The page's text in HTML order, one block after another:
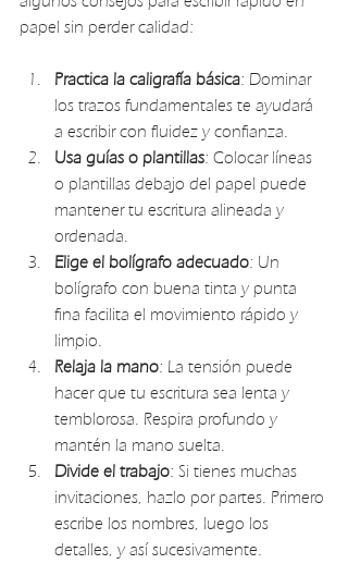
papel sin perder calidad:
Practica la caligrafía básica: Dominar
los trazos fundamentales te ayudará
a escribir con fluidez y confianza.
Usa guías o plantillas: Colocar líneas
o plantillas debajo del papel puede
mantener tu escritura alineada y
ordenada.
Elige el bolígrafo adecuado: Un
bolígrafo con buena tinta y punta
fina facilita el movimiento rápido y
limpio.
Relaja la mano: La tensión puede
hacer que tu escritura sea lenta y
temblorosa. Respira profundo y
mantén la mano suelta.
Divide el trabajo: Si tienes muchas
invitaciones, hazlo por partes. Primero
escribe los nombres, luego los
detalles, y así sucesivamente.